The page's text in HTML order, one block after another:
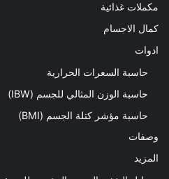
مكملات غذائية
كمال الاجسام
ادوات
حاسبة السعرات الحرارية
حاسبة الوزن المثالي للجسم (IBW)
حاسبة مؤشر كتلة الجسم (BMI)
وصفات
المزيد